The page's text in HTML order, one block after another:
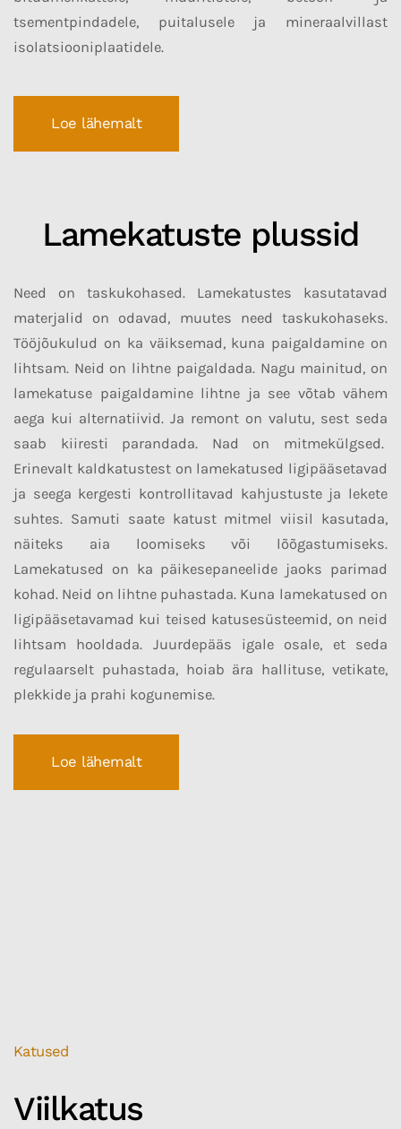
tsementpindadele, puitalusele ja mineraalvillast
isolatsiooniplaatidele.
Loe lähemalt
Lamekatuste plussid
Need on taskukohased.
Lamekatustes kasutatavad
materjalid on odavad, muutes need taskukohaseks.
Tööjõukulud on ka väiksemad, kuna paigaldamine on
lihtsam. Neid on lihtne paigaldada. Nagu mainitud, on
lamekatuse paigaldamine lihtne ja see võtab vähem
aega kui alternatiivid. Ja remont on valutu, sest seda
saab kiiresti parandada.
Nad on mitmekülgsed.
Erinevalt kaldkatustest on lamekatused ligipääsetavad
ja seega kergesti kontrollitavad kahjustuste ja lekete
suhtes. Samuti saate katust mitmel viisil kasutada,
näiteks aia loomiseks või lõõgastumiseks.
Lamekatused on ka päikesepaneelide jaoks parimad
kohad. Neid on lihtne puhastada. Kuna lamekatused on
ligipääsetavamad kui teised katusesüsteemid, on neid
lihtsam hooldada. Juurdepääs igale osale, et seda
regulaarselt puhastada, hoiab ära hallituse, vetikate,
plekkide ja prahi kogunemise.
Loe lähemalt
Katused
Viilkatus